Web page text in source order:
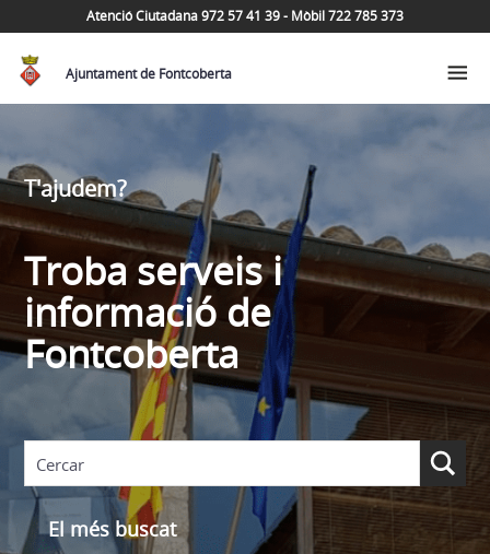
Atenció Ciutadana 972 57 41 39 - Mòbil 722 785 373
Ajuntament de Fontcoberta
T'ajudem?
Troba serveis i
informació de
Fontcoberta
El més buscat